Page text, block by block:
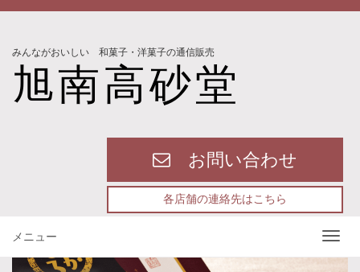
みんながおいしい 和菓子・洋菓子の通信販売
旭南高砂堂
お問い合わせ
各店舗の連絡先はこちら
メニュー